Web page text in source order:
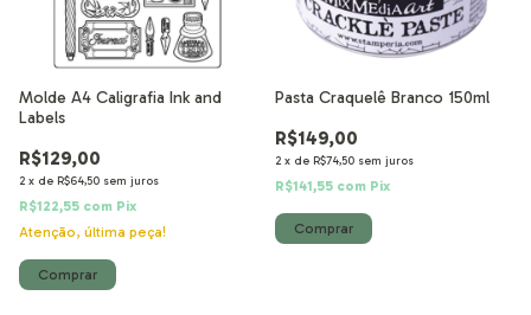
Molde A4 Caligrafia Ink and
Labels
R$129,00
2 x de R$64,50 sem juros
R$122,55 com Pix
Atenção, última peça!
Pasta Craquelê Branco 150ml
R$149,00
2 x de R$74,50 sem juros
R$141,55 com Pix